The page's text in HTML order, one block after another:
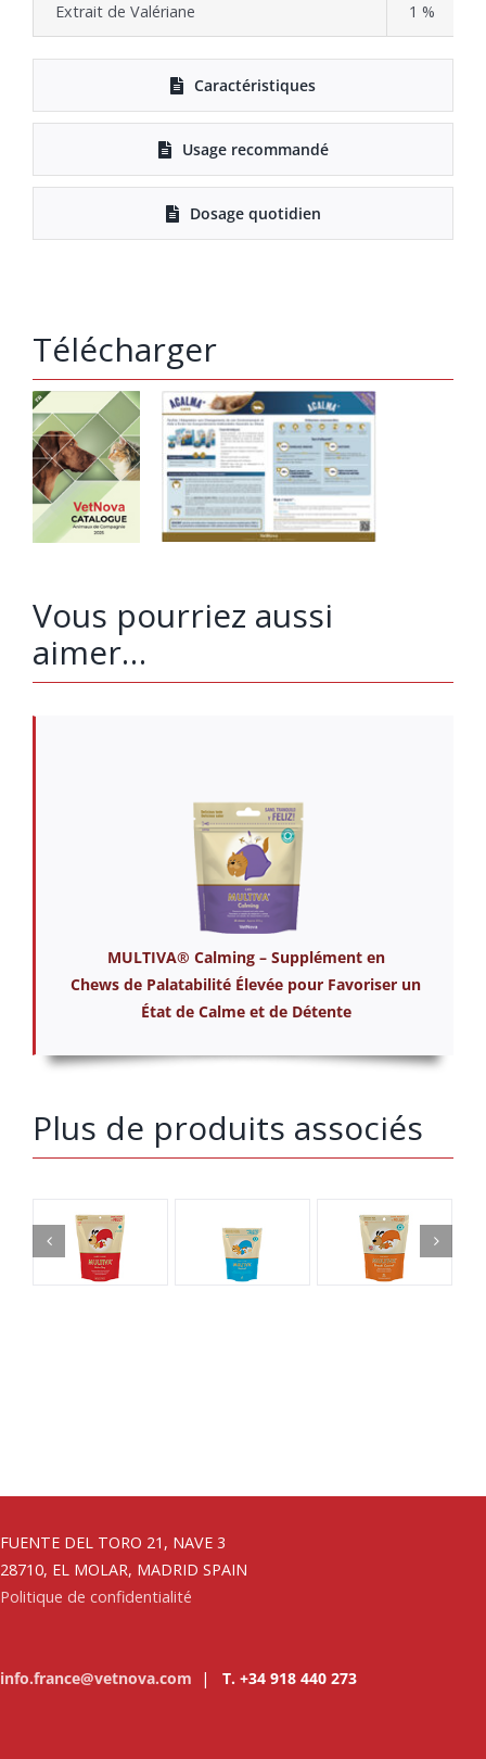
Extrait de Valériane 1 %
Caractéristiques
Usage recommandé
Dosage quotidien
Télécharger
Vous pourriez aussi
aimer…
MULTIVA® Calming – Supplément en
Chews de Palatabilité Élevée pour Favoriser un
État de Calme et de Détente
Plus de produits associés
FUENTE DEL TORO 21, NAVE 3
28710, EL MOLAR, MADRID SPAIN
Politique de confidentialité
info.france@vetnova.com | T. +34 918 440 273